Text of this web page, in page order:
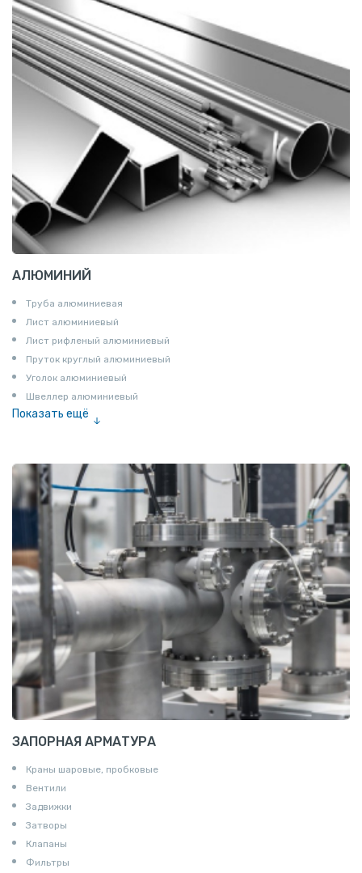
АЛЮМИНИЙ
Труба алюминиевая
Лист алюминиевый
Лист рифленый алюминиевый
Пруток круглый алюминиевый
Уголок алюминиевый
Швеллер алюминиевый
Показать ещё
Шина электротехническая
Алюминиевая плита
Z профиль алюминиевый
Т профиль алюминиевый
Пруток квадратный алюминиевый
Полоса алюминиевая
Пруток шестигранный алюминиевый
ЗАПОРНАЯ АРМАТУРА
Краны шаровые, пробковые
Вентили
Задвижки
Затворы
Клапаны
Фильтры